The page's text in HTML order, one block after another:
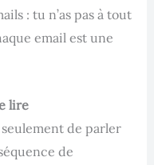
: tu n’as pas à tout
email est une
lire
seulement de parler
de